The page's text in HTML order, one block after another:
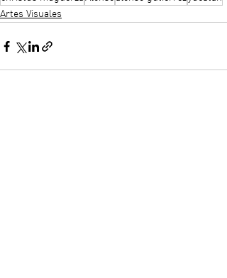
Artes Visuales